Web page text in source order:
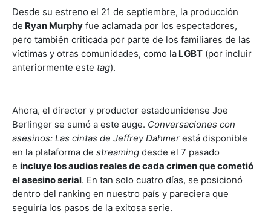
Desde su estreno el 21 de septiembre, la producción
de Ryan Murphy fue aclamada por los espectadores,
pero también criticada por parte de los familiares de las
víctimas y otras comunidades, como la LGBT (por incluir
anteriormente este tag).
Ahora, el director y productor estadounidense Joe
Berlinger se sumó a este auge. Conversaciones con
asesinos: Las cintas de Jeffrey Dahmer está disponible
en la plataforma de streaming desde el 7 pasado
e incluye los audios reales de cada crimen que cometió
el asesino serial. En tan solo cuatro días, se posicionó
dentro del ranking en nuestro país y pareciera que
seguiría los pasos de la exitosa serie.